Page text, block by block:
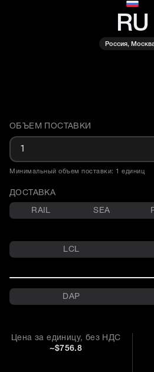
RU
Россия,
Доставка и объем поставки
ОБЪЕМ ПОСТАВКИ
Минимальный объем поставки: 1 единиц
ДОСТАВКА
RAIL SEA
LCL
DAP
Цена за единицу, без НДС
~$756.8